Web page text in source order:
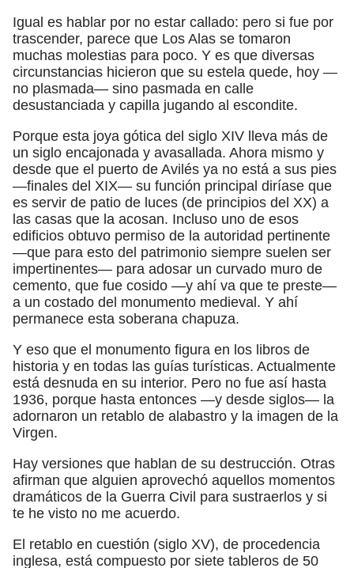
Igual es hablar por no estar callado: pero si fue por
trascender, parece que Los Alas se tomaron
muchas molestias para poco. Y es que diversas
circunstancias hicieron que su estela quede, hoy —
no plasmada— sino pasmada en calle
desustanciada y capilla jugando al escondite.
Porque esta joya gótica del siglo XIV lleva más de
un siglo encajonada y avasallada. Ahora mismo y
desde que el puerto de Avilés ya no está a sus pies
—finales del XIX— su función principal diríase que
es servir de patio de luces (de principios del XX) a
las casas que la acosan. Incluso uno de esos
edificios obtuvo permiso de la autoridad pertinente
—que para esto del patrimonio siempre suelen ser
impertinentes— para adosar un curvado muro de
cemento, que fue cosido —y ahí va que te preste—
a un costado del monumento medieval. Y ahí
permanece esta soberana chapuza.
Y eso que el monumento figura en los libros de
historia y en todas las guías turísticas. Actualmente
está desnuda en su interior. Pero no fue así hasta
1936, porque hasta entonces —y desde siglos— la
adornaron un retablo de alabastro y la imagen de la
Virgen.
Hay versiones que hablan de su destrucción. Otras
afirman que alguien aprovechó aquellos momentos
dramáticos de la Guerra Civil para sustraerlos y si
te he visto no me acuerdo.
El retablo en cuestión (siglo XV), de procedencia
inglesa, está compuesto por siete tableros de 50